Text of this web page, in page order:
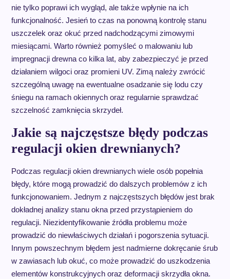
nie tylko poprawi ich wygląd, ale także wpłynie na ich
funkcjonalność. Jesień to czas na ponowną kontrolę stanu
uszczelek oraz okuć przed nadchodzącymi zimowymi
miesiącami. Warto również pomyśleć o malowaniu lub
impregnacji drewna co kilka lat, aby zabezpieczyć je przed
działaniem wilgoci oraz promieni UV. Zimą należy zwrócić
szczególną uwagę na ewentualne osadzanie się lodu czy
śniegu na ramach okiennych oraz regularnie sprawdzać
szczelność zamknięcia skrzydeł.
Jakie są najczęstsze błędy podczas
regulacji okien drewnianych?
Podczas regulacji okien drewnianych wiele osób popełnia
błędy, które mogą prowadzić do dalszych problemów z ich
funkcjonowaniem. Jednym z najczęstszych błędów jest brak
dokładnej analizy stanu okna przed przystąpieniem do
regulacji. Niezidentyfikowanie źródła problemu może
prowadzić do niewłaściwych działań i pogorszenia sytuacji.
Innym powszechnym błędem jest nadmierne dokręcanie śrub
w zawiasach lub okuć, co może prowadzić do uszkodzenia
elementów konstrukcyjnych oraz deformacji skrzydła okna.